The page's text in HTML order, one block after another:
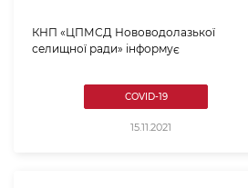
КНП «ЦПМСД Нововодолазької
селищної ради» інформує
COVID-19
15.11.2021